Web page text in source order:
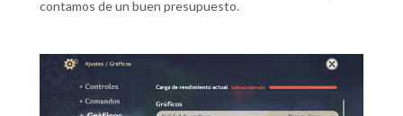
contamos de un buen presupuesto.